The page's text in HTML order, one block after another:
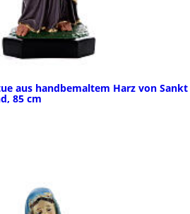
aus handbemaltem Harz von Sankt
85 cm